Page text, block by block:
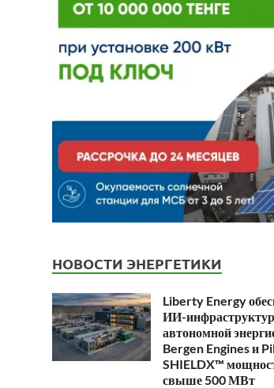
НОВОСТИ ЭНЕРГЕТИКИ
Liberty Energy
ИИ-
автономной
Bergen Engines и
SHIELDX™
свыше 500 МВт